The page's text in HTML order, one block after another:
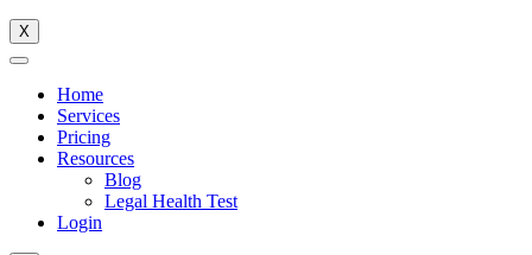
X
Home
Services
Pricing
Resources
Blog
Legal Health Test
Login